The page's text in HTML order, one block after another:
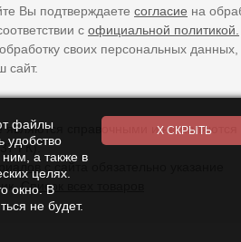
Вы подтверждаете согласие на
с официальной политикой.
своих персональных
сайт.
являются справочными и не являются
ГК).
Список всех товаров
файлы
удобство
а также в
целях.
окно. В
не будет.